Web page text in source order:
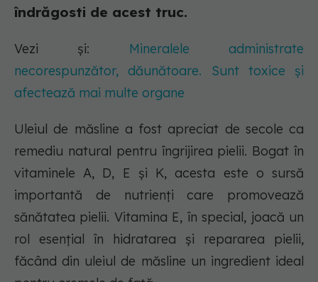
îndrăgosti de acest truc.
Vezi și: Mineralele administrate
necorespunzător, dăunătoare. Sunt toxice și
afectează mai multe organe
Uleiul de măsline a fost apreciat de secole ca
remediu natural pentru îngrijirea pielii. Bogat în
vitaminele A, D, E și K, acesta este o sursă
importantă de nutrienți care promovează
sănătatea pielii. Vitamina E, în special, joacă un
rol esențial în hidratarea și repararea pielii,
făcând din uleiul de măsline un ingredient ideal